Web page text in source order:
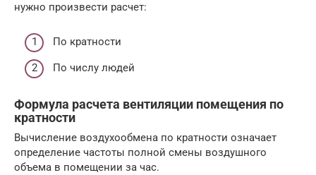
нужно произвести расчет:
По кратности
По числу людей
Формула расчета вентиляции помещения по
кратности
Вычисление воздухообмена по кратности означает
определение частоты полной смены воздушного
объема в помещении за час.